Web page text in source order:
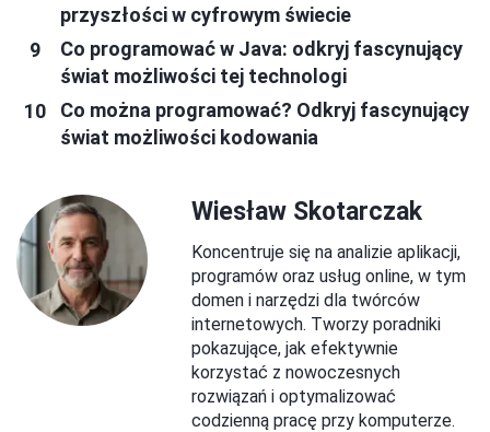
przyszłości w cyfrowym świecie
Co programować w Java: odkryj fascynujący
świat możliwości tej technologi
Co można programować? Odkryj fascynujący
świat możliwości kodowania
Wiesław Skotarczak
Koncentruje się na analizie aplikacji,
programów oraz usług online, w tym
domen i narzędzi dla twórców
internetowych. Tworzy poradniki
pokazujące, jak efektywnie
korzystać z nowoczesnych
rozwiązań i optymalizować
codzienną pracę przy komputerze.